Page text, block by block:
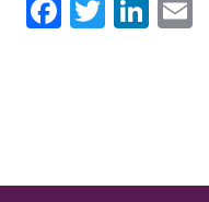
Facebook
Twitter LinkedIn